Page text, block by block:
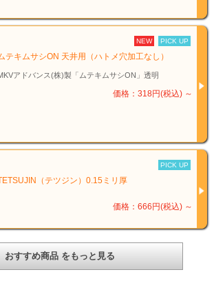
NEW PICK UP
テキムサシON 天井用（ハトメ穴加工なし）
アドバンス(株)製「ムテキムサシON」透明
価格：318円(税込) ～
PICK UP
（テツジン）0.15ミリ厚
価格：666円(税込) ～
おすすめ商品 をもっと見る